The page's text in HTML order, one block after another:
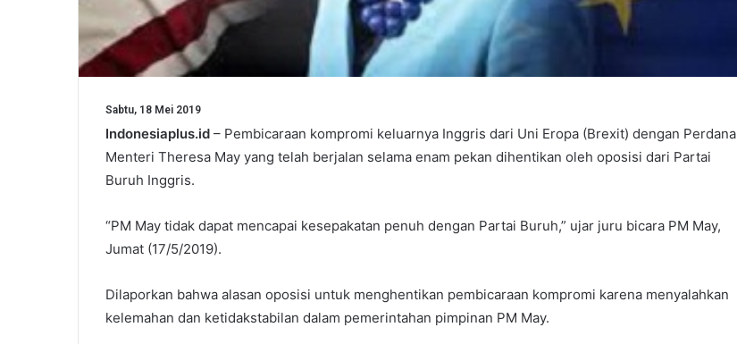
Sabtu, 18 Mei 2019
Indonesiaplus.id – Pembicaraan kompromi keluarnya Inggris dari Uni Eropa (Brexit) dengan Perdana
Menteri Theresa May yang telah berjalan selama enam pekan dihentikan oleh oposisi dari Partai
Buruh Inggris.
“PM May tidak dapat mencapai kesepakatan penuh dengan Partai Buruh,” ujar juru bicara PM May,
Jumat (17/5/2019).
Dilaporkan bahwa alasan oposisi untuk menghentikan pembicaraan kompromi karena menyalahkan
kelemahan dan ketidakstabilan dalam pemerintahan pimpinan PM May.